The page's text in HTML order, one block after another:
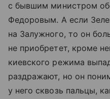
с бывшим министром
Федоровым. А если
на Залужного, то он
не приобретет, кроме
киевского режима
раздражают, но он
у него сквозь пальцы,